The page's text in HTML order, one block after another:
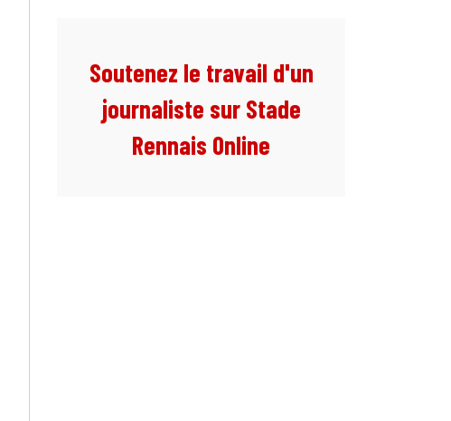
Soutenez le travail d'un
journaliste sur Stade
Rennais Online